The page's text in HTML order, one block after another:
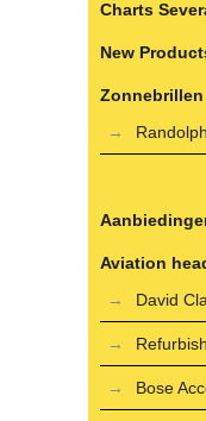
Charts
New
Zonnebrillen
Aviation
David
Bose